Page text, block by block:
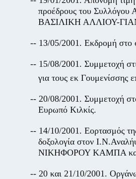
προέδρους του
ΒΑΣΙΛΙΚΗ ΑΛΛΙΟΥ-
-- 13/05/2001. Εκδρομή στο
-- 15/08/2001. Συμμετοχή
για τους εκ Γουμενίσσης
-- 20/08/2001. Συμμετοχή
Ευρωπό Κιλκίς.
-- 14/10/2001. Εορτασμός
δοξολογία στον
ΝΙΚΗΦΟΡΟΥ ΚΑΜΠΑ και
-- 20 και 21/10/2001.